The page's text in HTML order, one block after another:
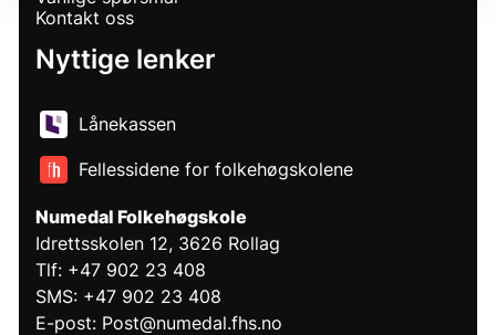
Kontakt oss
Nyttige lenker
Lånekassen
Fellessidene for folkehøgskolene
Numedal Folkehøgskole
Idrettsskolen 12, 3626 Rollag
Tlf: +47 902 23 408
SMS: +47 902 23 408
E-post: Post@numedal.fhs.no